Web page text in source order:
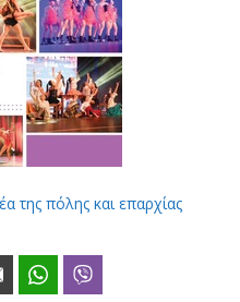
της πόλης και επαρχίας
Email WhatsApp